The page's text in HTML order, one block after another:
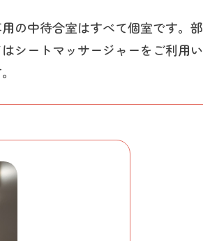
の中待合室はすべて個室です。部
シートマッサージャーをご利用い